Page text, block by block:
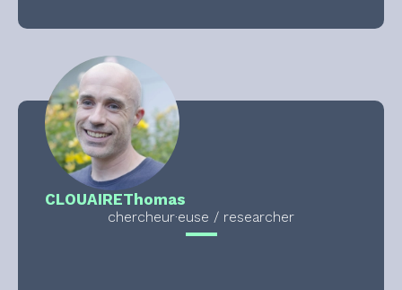
CLOUAIREThomas
chercheur·euse / researcher